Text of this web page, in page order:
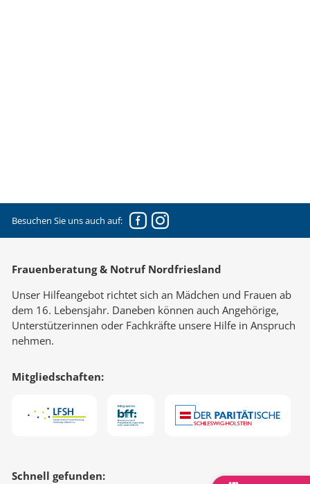
Besuchen Sie uns auch auf: FacebookInstagram
Frauenberatung & Notruf Nordfriesland
Unser Hilfeangebot richtet sich an Mädchen und Frauen ab
dem 16. Lebensjahr. Daneben können auch Angehörige,
Unterstützerinnen oder Fachkräfte unsere Hilfe in Anspruch
nehmen.
Mitgliedschaften:
Schnell gefunden: